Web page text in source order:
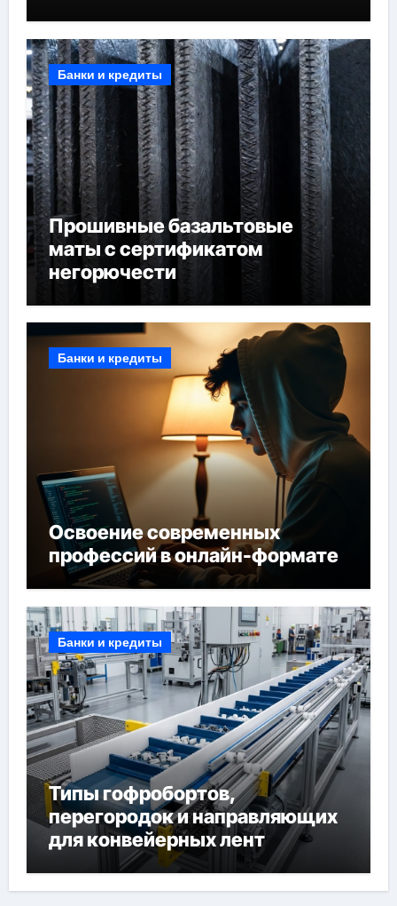
Банки и кредиты
Прошивные базальтовые
маты с сертификатом
негорючести
Банки и кредиты
Освоение современных
профессий в онлайн-формате
Банки и кредиты
Типы гофробортов,
перегородок и направляющих
для конвейерных лент